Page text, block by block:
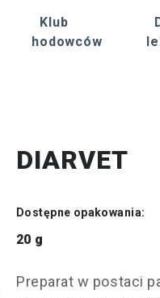
Klub
hodowców
DIARVET
Dostępne opakowania:
20 g
Preparat w postaci